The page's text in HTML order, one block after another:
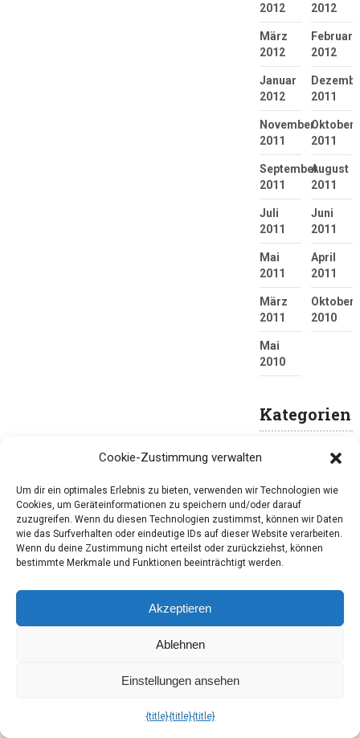
2012
2012
März
2012
Februar
2012
Januar
2012
2011
November
2011
Oktober
2011
September
2011
August
2011
Juli
2011
Juni
2011
Mai
2011
April
2011
März
2011
Oktober
2010
Mai
2010
Kategorien
Alltägliches
Blogtour
Boxenstopp
Buch
Trinken
Cookie-Zustimmung verwalten
Um dir ein optimales Erlebnis zu bieten, verwenden wir Technologien wie
Cookies, um Geräteinformationen zu speichern und/oder darauf
zuzugreifen. Wenn du diesen Technologien zustimmst, können wir Daten
wie das Surfverhalten oder eindeutige IDs auf dieser Website verarbeiten.
Wenn du deine Zustimmung nicht erteilst oder zurückziehst, können
bestimmte Merkmale und Funktionen beeinträchtigt werden.
Akzeptieren
Ablehnen
Einstellungen ansehen
{title}{title}{title}